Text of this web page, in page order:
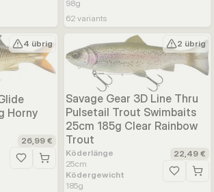
98g
62 variants
4 übrig
Horny
26,99 €
Zur Wunschliste hinzufügen
2 übrig
Savage Gear 3D Line Thru
Pulsetail Trout Swimbaits
25cm 185g Clear Rainbow
Trout
Köderlänge
25cm
Ködergewicht
185g
22,49 €
Zur